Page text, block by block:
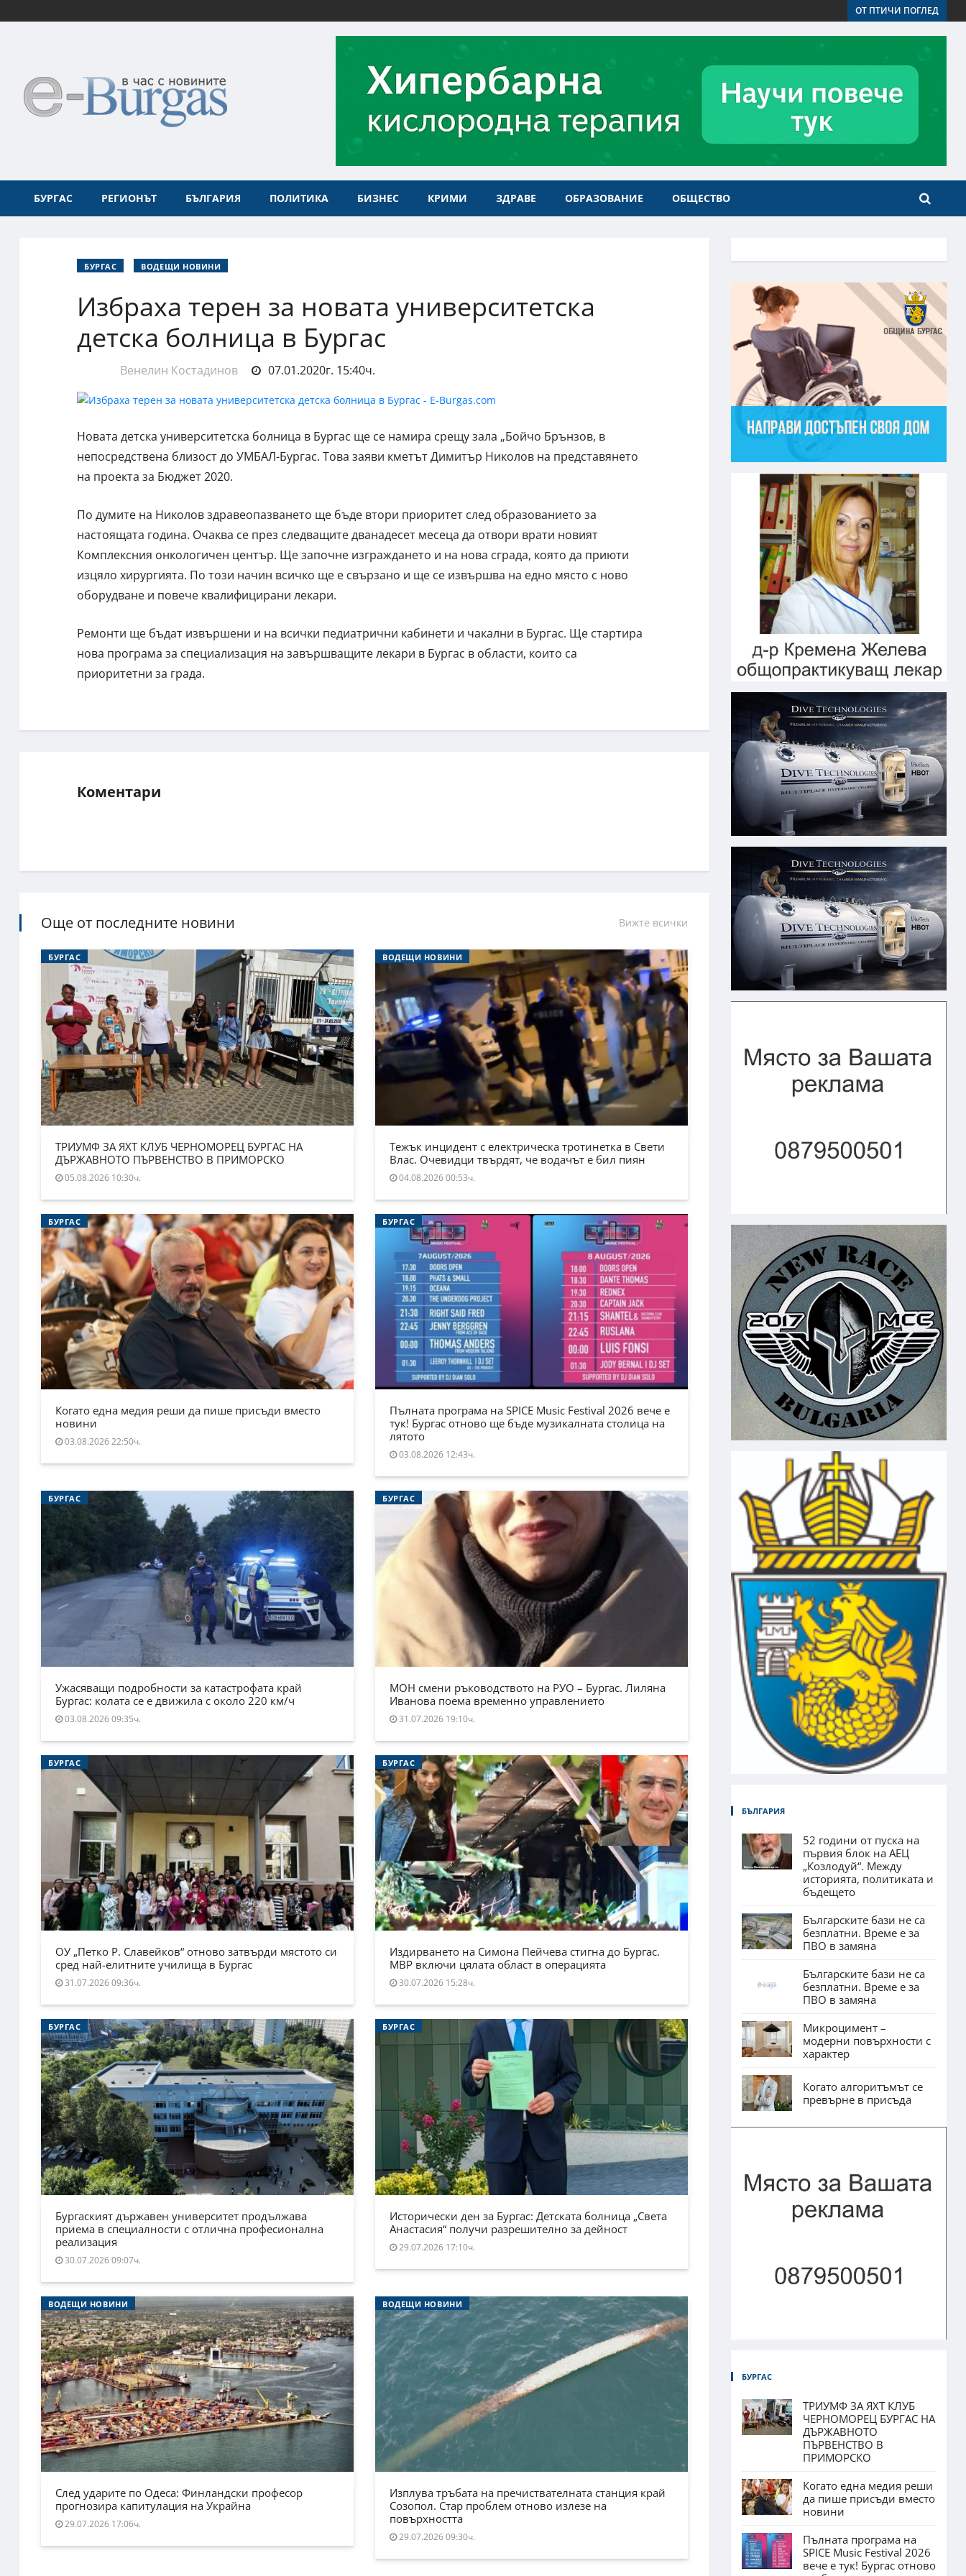
ОТ ПТИЧИ ПОГЛЕД
БУРГАС РЕГИОНЪТ БЪЛГАРИЯ ПОЛИТИКА БИЗНЕС КРИМИ ЗДРАВЕ ОБРАЗОВАНИЕ ОБЩЕСТВО
БУРГАС ВОДЕЩИ НОВИНИ
Избраха терен за новата университетска
детска болница в Бургас
Венелин Костадинов 07.01.2020г. 15:40ч.
Новата детска университетска болница в Бургас ще се намира срещу зала „Бойчо Брънзов, в
непосредствена близост до УМБАЛ-Бургас. Това заяви кметът Димитър Николов на представянето
на проекта за Бюджет 2020.
По думите на Николов здравеопазването ще бъде втори приоритет след образованието за
настоящата година. Очаква се през следващите дванадесет месеца да отвори врати новият
Комплексния онкологичен център. Ще започне изграждането и на нова сграда, която да приюти
изцяло хирургията. По този начин всичко ще е свързано и ще се извършва на едно място с ново
оборудване и повече квалифицирани лекари.
Ремонти ще бъдат извършени и на всички педиатрични кабинети и чакални в Бургас. Ще стартира
нова програма за специализация на завършващите лекари в Бургас в области, които са
приоритетни за града.
Коментари
Още от последните новини Вижте всички
БУРГАС
ТРИУМФ ЗА ЯХТ КЛУБ ЧЕРНОМОРЕЦ БУРГАС НА
ДЪРЖАВНОТО ПЪРВЕНСТВО В ПРИМОРСКО
05.08.2026 10:30ч.
ВОДЕЩИ НОВИНИ
Тежък инцидент с електрическа тротинетка в Свети
Влас. Очевидци твърдят, че водачът е бил пиян
04.08.2026 00:53ч.
БУРГАС
Когато една медия реши да пише присъди вместо
новини
03.08.2026 22:50ч.
БУРГАС
Пълната програма на SPICE Music Festival 2026 вече е
тук! Бургас отново ще бъде музикалната столица на
лятото
03.08.2026 12:43ч.
БУРГАС
Ужасяващи подробности за катастрофата край
Бургас: колата се е движила с около 220 км/ч
03.08.2026 09:35ч.
БУРГАС
МОН смени ръководството на РУО – Бургас. Лиляна
Иванова поема временно управлението
31.07.2026 19:10ч.
БУРГАС
ОУ „Петко Р. Славейков“ отново затвърди мястото си
сред най-елитните училища в Бургас
31.07.2026 09:36ч.
БУРГАС
Издирването на Симона Пейчева стигна до Бургас.
МВР включи цялата област в операцията
30.07.2026 15:28ч.
БУРГАС
Бургаският държавен университет продължава
приема в специалности с отлична професионална
реализация
30.07.2026 09:07ч.
БУРГАС
Исторически ден за Бургас: Детската болница „Света
Анастасия“ получи разрешително за дейност
29.07.2026 17:10ч.
ВОДЕЩИ НОВИНИ
След ударите по Одеса: Финландски професор
прогнозира капитулация на Украйна
29.07.2026 17:06ч.
ВОДЕЩИ НОВИНИ
Изплува тръбата на пречиствателната станция край
Созопол. Стар проблем отново излезе на
повърхността
29.07.2026 09:30ч.
БЪЛГАРИЯ
52 години от пуска на
първия блок на АЕЦ
„Козлодуй“. Между
историята, политиката и
бъдещето
Българските бази не са
безплатни. Време е за
ПВО в замяна
Българските бази не са
безплатни. Време е за
ПВО в замяна
Микроцимент –
модерни повърхности с
характер
Когато алгоритъмът се
превърне в присъда
БУРГАС
ТРИУМФ ЗА ЯХТ КЛУБ
ЧЕРНОМОРЕЦ БУРГАС НА
ДЪРЖАВНОТО
ПЪРВЕНСТВО В
ПРИМОРСКО
Когато една медия реши
да пише присъди вместо
новини
Пълната програма на
SPICE Music Festival 2026
вече е тук! Бургас отново